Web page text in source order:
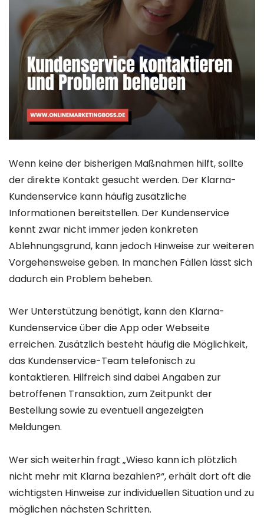
Wenn keine der bisherigen Maßnahmen hilft, sollte
der direkte Kontakt gesucht werden. Der Klarna-
Kundenservice kann häufig zusätzliche
Informationen bereitstellen. Der Kundenservice
kennt zwar nicht immer jeden konkreten
Ablehnungsgrund, kann jedoch Hinweise zur weiteren
Vorgehensweise geben. In manchen Fällen lässt sich
dadurch ein Problem beheben.
Wer Unterstützung benötigt, kann den Klarna-
Kundenservice über die App oder Webseite
erreichen. Zusätzlich besteht häufig die Möglichkeit,
das Kundenservice-Team telefonisch zu
kontaktieren. Hilfreich sind dabei Angaben zur
betroffenen Transaktion, zum Zeitpunkt der
Bestellung sowie zu eventuell angezeigten
Meldungen.
Wer sich weiterhin fragt „Wieso kann ich plötzlich
nicht mehr mit Klarna bezahlen?“, erhält dort oft die
wichtigsten Hinweise zur individuellen Situation und zu
möglichen nächsten Schritten.